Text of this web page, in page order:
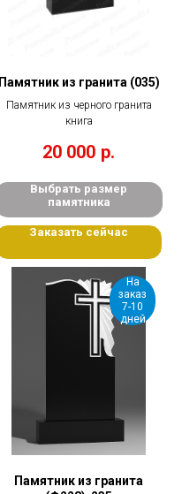
Памятник из гранита (035)
Памятник из черного гранита
книга
20 000 р.
Выбрать размер
памятника
Заказать сейчас
На
заказ
7-10
дней
Памятник из гранита